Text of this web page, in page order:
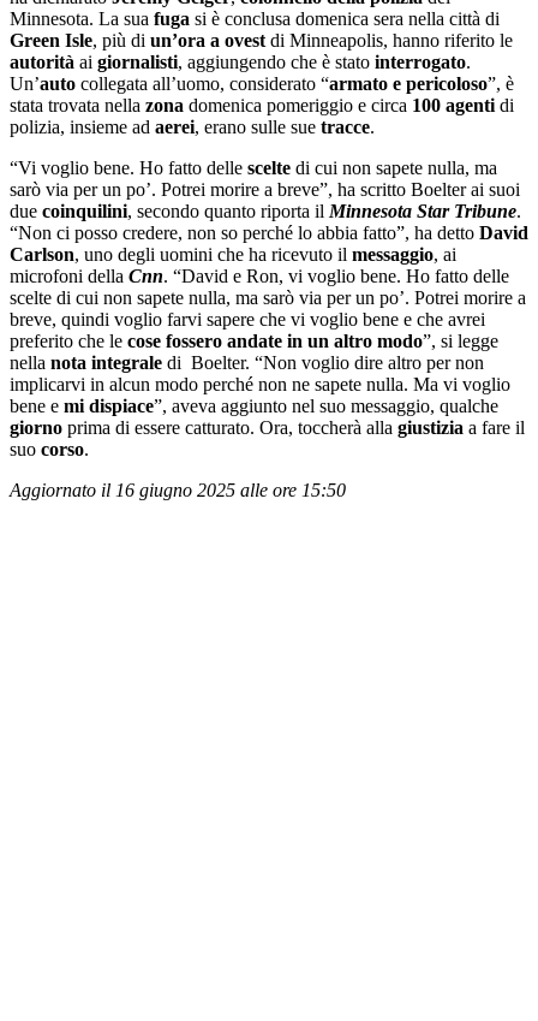
Minnesota. La sua fuga si è conclusa domenica sera nella città di
Green Isle, più di un’ora a ovest di Minneapolis, hanno riferito le
autorità ai giornalisti, aggiungendo che è stato interrogato.
Un’auto collegata all’uomo, considerato “armato e pericoloso”, è
stata trovata nella zona domenica pomeriggio e circa 100 agenti di
polizia, insieme ad aerei, erano sulle sue tracce.
“Vi voglio bene. Ho fatto delle scelte di cui non sapete nulla, ma
sarò via per un po’. Potrei morire a breve”, ha scritto Boelter ai suoi
due coinquilini, secondo quanto riporta il Minnesota Star Tribune.
“Non ci posso credere, non so perché lo abbia fatto”, ha detto David
Carlson, uno degli uomini che ha ricevuto il messaggio, ai
microfoni della Cnn. “David e Ron, vi voglio bene. Ho fatto delle
scelte di cui non sapete nulla, ma sarò via per un po’. Potrei morire a
breve, quindi voglio farvi sapere che vi voglio bene e che avrei
preferito che le cose fossero andate in un altro modo”, si legge
nella nota integrale di Boelter. “Non voglio dire altro per non
implicarvi in alcun modo perché non ne sapete nulla. Ma vi voglio
bene e mi dispiace”, aveva aggiunto nel suo messaggio, qualche
giorno prima di essere catturato. Ora, toccherà alla giustizia a fare il
suo corso.
Aggiornato il 16 giugno 2025 alle ore 15:50